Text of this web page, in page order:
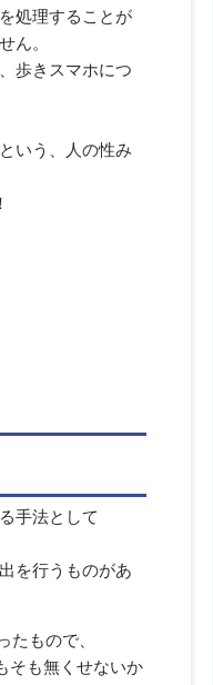
処理することが
ん。
歩きスマホにつ
いう、人の性み
手法として
を行うものがあ
もので、
そも無くせないか